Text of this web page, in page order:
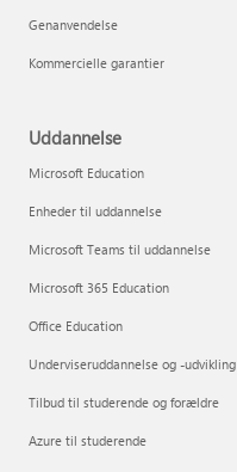
Genanvendelse
Kommercielle garantier
Uddannelse
Microsoft Education
Enheder til uddannelse
Microsoft Teams til uddannelse
Microsoft 365 Education
Office Education
Underviseruddannelse og -udvikling
Tilbud til studerende og forældre
Azure til studerende